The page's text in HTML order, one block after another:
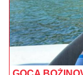
(FOTO) ANA
Emotivna
Vlade -
"Povratak